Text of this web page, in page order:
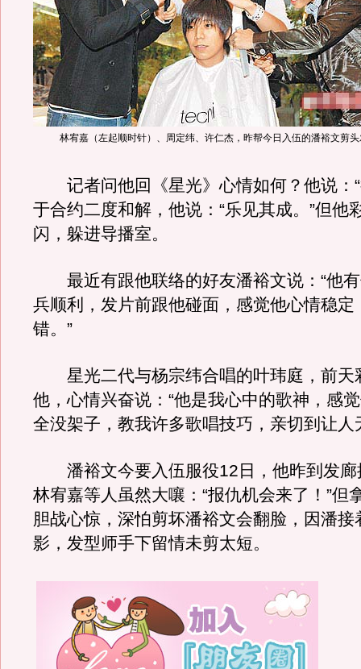
林宥嘉（左起顺时针）、周定纬、许仁杰，昨帮今日入伍的潘裕文剪
记者问他回《星光》心情如何？他说：“
于合约二度和解，他说：“乐见其成。”但他
闪，躲进导播室。
最近有跟他联络的好友潘裕文说：“他有
兵顺利，发片前跟他碰面，感觉他心情稳定
错。”
星光二代与杨宗纬合唱的叶玮庭，前天
他，心情兴奋说：“他是我心中的歌神，感
全没架子，教我许多歌唱技巧，亲切到让人
潘裕文今要入伍服役12日，他昨到发廊
林宥嘉等人虽然大嚷：“报仇机会来了！”但
胆战心惊，深怕剪坏潘裕文会翻脸，因潘接
影，发型师手下留情未剪太短。